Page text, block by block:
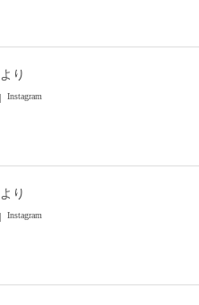
り
Instagram
り
Instagram